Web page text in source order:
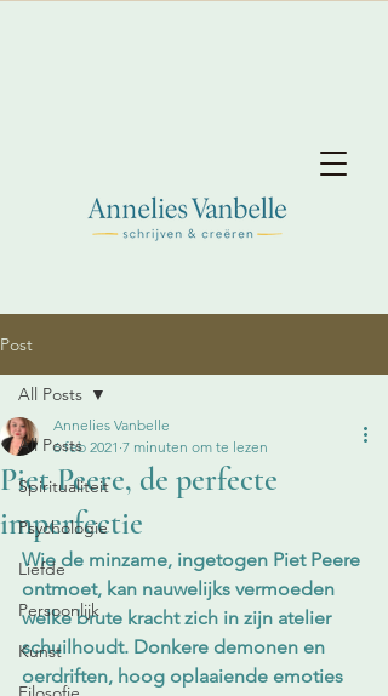
Post
All Posts
Spiritualiteit
Psychologie
Liefde
Persoonlijk
Kunst
All Posts
Piet Peere, de perfecte
imperfectie
Annelies Vanbelle
6 feb 2021 7 minuten om te lezen
Wie de minzame, ingetogen Piet Peere
ontmoet, kan nauwelijks vermoeden
welke brute kracht zich in zijn atelier
schuilhoudt. Donkere demonen en
oerdriften, hoog oplaaiende emoties